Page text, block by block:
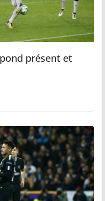
présent et